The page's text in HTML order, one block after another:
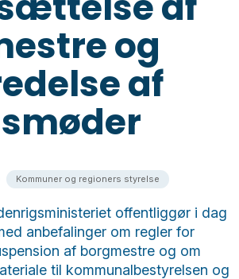
og
af
Kommuner og regioners styrelse
offentliggør i dag
anbefalinger om regler for
af borgmestre og om
til kommunalbestyrelsen og